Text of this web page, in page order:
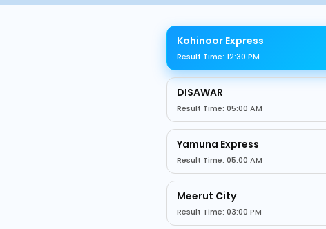
Kohinoor Express
Result Time: 12:30 PM
DISAWAR
Result Time: 05:00 AM
Yamuna Express
Result Time: 05:00 AM
Meerut City
Result Time: 03:00 PM